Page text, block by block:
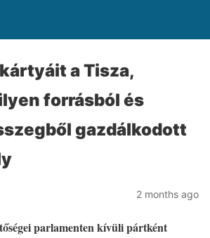
a Tisza,
forrásból és
gazdálkodott
2 months ago
parlamenten kívüli pártként